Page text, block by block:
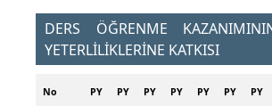
DERS ÖĞRENME
YETERLİLİKLERİNE KATKISI
No
PY
PY
PY
PY
PY
PY
PY